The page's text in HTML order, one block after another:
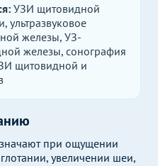
УЗИ щитовидной
железы, УЗ-
железы, сонография
щитовидной и
при ощущении
увеличении шеи,